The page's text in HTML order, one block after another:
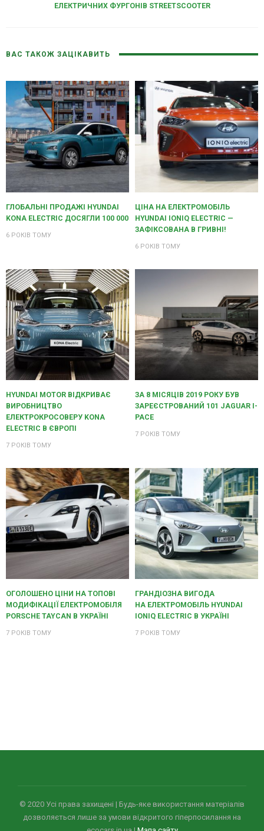
ЕЛЕКТРИЧНИХ ФУРГОНІВ STREETSCOOTER
ВАС ТАКОЖ ЗАЦІКАВИТЬ
ГЛОБАЛЬНІ ПРОДАЖІ HYUNDAI
KONA ELECTRIC ДОСЯГЛИ 100 000
6 РОКІВ ТОМУ
ЦІНА НА ЕЛЕКТРОМОБІЛЬ
HYUNDAI IONIQ ELECTRIC —
ЗАФІКСОВАНА В ГРИВНІ!
6 РОКІВ ТОМУ
HYUNDAI MOTOR ВІДКРИВАЄ
ВИРОБНИЦТВО
ЕЛЕКТРОКРОСОВЕРУ KONA
ELECTRIC В ЄВРОПІ
7 РОКІВ ТОМУ
ЗА 8 МІСЯЦІВ 2019 РОКУ БУВ
ЗАРЕЄСТРОВАНИЙ 101 JAGUAR I-
PACE
7 РОКІВ ТОМУ
ОГОЛОШЕНО ЦІНИ НА ТОПОВІ
МОДИФІКАЦІЇ ЕЛЕКТРОМОБІЛЯ
PORSCHE TAYCAN В УКРАЇНІ
7 РОКІВ ТОМУ
ГРАНДІОЗНА ВИГОДА
НА ЕЛЕКТРОМОБІЛЬ HYUNDAI
IONIQ ELECTRIC В УКРАЇНІ
7 РОКІВ ТОМУ
© 2020 Усi права захищенi | Будь-яке використання матеріалів
дозволяється лише за умови відкритого гіперпосилання на